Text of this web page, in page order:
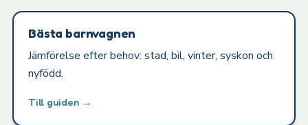
Bästa barnvagnen
Jämförelse efter behov: stad, bil, vinter, syskon och
nyfödd.
Till guiden →